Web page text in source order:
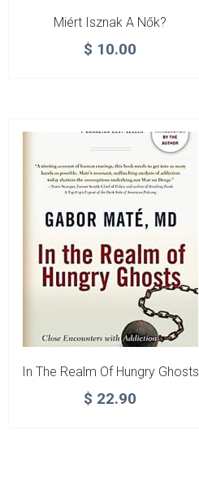
Miért Isznak A Nők?
$ 10.00
In The Realm Of Hungry Ghosts
$ 22.90